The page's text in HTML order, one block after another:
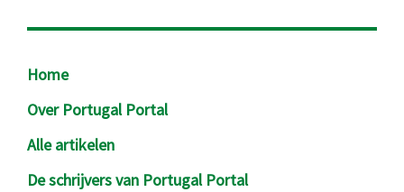
Footer
Home
Over Portugal Portal
Alle artikelen
De schrijvers van Portugal Portal